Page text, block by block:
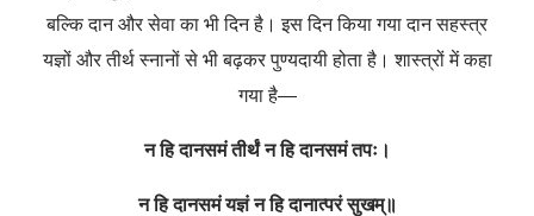
बल्कि दान और सेवा का भी दिन है। इस दिन किया गया दान सहस्त्र
यज्ञों और तीर्थ स्नानों से भी बढ़कर पुण्यदायी होता है। शास्त्रों में कहा
गया है—
न हि दानसमं तीर्थं न हि दानसमं तपः।
न हि दानसमं यज्ञं न हि दानात्परं सुखम्॥